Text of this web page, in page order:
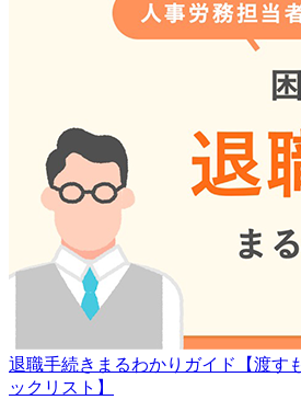
退職手続きまるわかりガイド【渡す
ックリスト】